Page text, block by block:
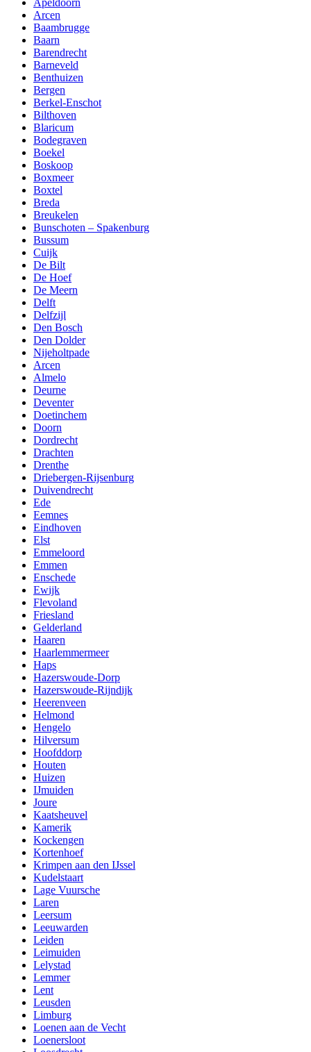
Apeldoorn
Arcen
Baambrugge
Baarn
Barendrecht
Barneveld
Benthuizen
Bergen
Berkel-Enschot
Bilthoven
Blaricum
Bodegraven
Boekel
Boskoop
Boxmeer
Boxtel
Breda
Breukelen
Bunschoten – Spakenburg
Bussum
Cuijk
De Bilt
De Hoef
De Meern
Delft
Delfzijl
Den Bosch
Den Dolder
Nijeholtpade
Arcen
Almelo
Deurne
Deventer
Doetinchem
Doorn
Dordrecht
Drachten
Drenthe
Driebergen-Rijsenburg
Duivendrecht
Ede
Eemnes
Eindhoven
Elst
Emmeloord
Emmen
Enschede
Ewijk
Flevoland
Friesland
Gelderland
Haaren
Haarlemmermeer
Haps
Hazerswoude-Dorp
Hazerswoude-Rijndijk
Heerenveen
Helmond
Hengelo
Hilversum
Hoofddorp
Houten
Huizen
IJmuiden
Joure
Kaatsheuvel
Kamerik
Kockengen
Kortenhoef
Krimpen aan den IJssel
Kudelstaart
Lage Vuursche
Laren
Leersum
Leeuwarden
Leiden
Leimuiden
Lelystad
Lemmer
Lent
Leusden
Limburg
Loenen aan de Vecht
Loenersloot